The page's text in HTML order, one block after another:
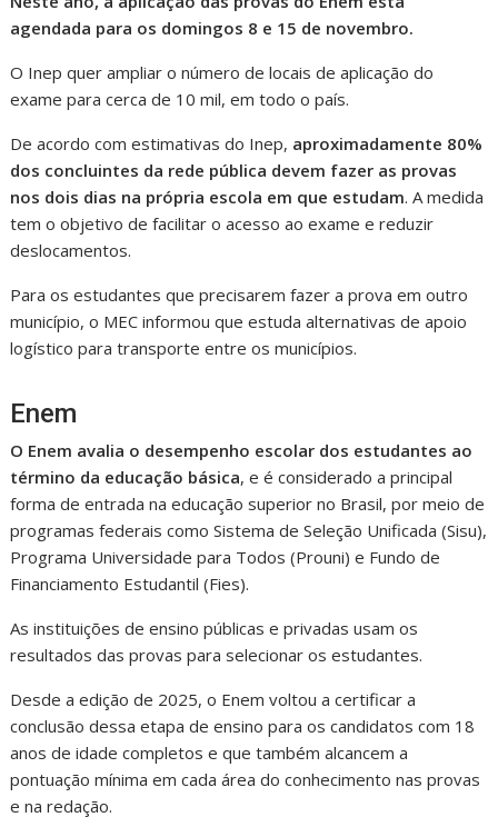
agendada para os domingos 8 e 15 de novembro.
O Inep quer ampliar o número de locais de aplicação do
exame para cerca de 10 mil, em todo o país.
De acordo com estimativas do Inep, aproximadamente 80%
dos concluintes da rede pública devem fazer as provas
nos dois dias na própria escola em que estudam. A medida
tem o objetivo de facilitar o acesso ao exame e reduzir
deslocamentos.
Para os estudantes que precisarem fazer a prova em outro
município, o MEC informou que estuda alternativas de apoio
logístico para transporte entre os municípios.
Enem
O Enem avalia o desempenho escolar dos estudantes ao
término da educação básica, e é considerado a principal
forma de entrada na educação superior no Brasil, por meio de
programas federais como Sistema de Seleção Unificada (Sisu),
Programa Universidade para Todos (Prouni) e Fundo de
Financiamento Estudantil (Fies).
As instituições de ensino públicas e privadas usam os
resultados das provas para selecionar os estudantes.
Desde a edição de 2025, o Enem voltou a certificar a
conclusão dessa etapa de ensino para os candidatos com 18
anos de idade completos e que também alcancem a
pontuação mínima em cada área do conhecimento nas provas
e na redação.